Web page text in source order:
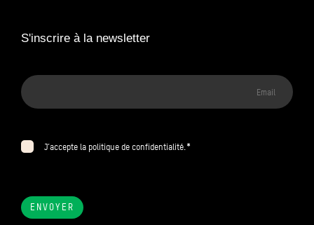
S'inscrire à la newsletter
J’accepte la politique de confidentialité. *
ENVOYER